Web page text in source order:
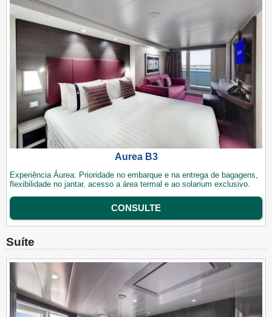
Aurea B3
Experiência Áurea: Prioridade no embarque e na entrega de bagagens,
flexibilidade no jantar, acesso a área termal e ao solarium exclusivo.
CONSULTE
Suíte